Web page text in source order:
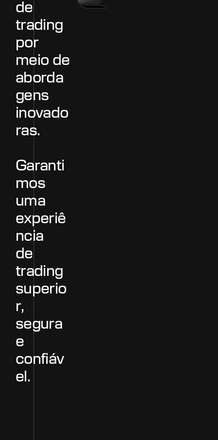
de
trad ing
por
meio de
abord a
gens
inovado
ras.
Garanti
mos
uma
experiê
ncia
de
trad ing
superio
r,
segura
e
confiáv
e .